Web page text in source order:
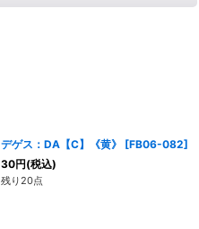
デゲス：DA【C】《黄》 [FB06-082]
30円(税込)
残り20点